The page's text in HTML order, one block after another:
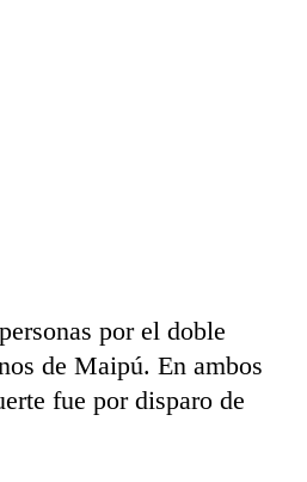
por el doble
de Maipú. En ambos
fue por disparo de